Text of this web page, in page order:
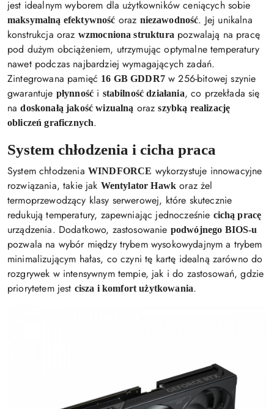
jest idealnym wyborem dla użytkowników ceniących sobie
maksymalną efektywność oraz niezawodność. Jej unikalna
konstrukcja oraz wzmocniona strukturapozwalają na pracę
pod dużym obciążeniem, utrzymując optymalne temperatury
nawet podczas najbardziej wymagających zadań.
Zintegrowana pamięć 16 GB GDDR7w 256-bitowej szynie
gwarantuje płynność i stabilność działania, co przekłada się
nadoskonałą jakość wizualną orazszybką realizację
obliczeń graficznych.
System chłodzenia i cicha praca
System chłodzenia WINDFORCE wykorzystuje innowacyjne
rozwiązania, takie jak Wentylator Hawk oraz żel
termoprzewodzący klasy serwerowej, które skutecznie
redukują temperatury, zapewniając jednocześnie cichą pracę
urządzenia. Dodatkowo, zastosowanie podwójnego BIOS-u
pozwala na wybór między trybem wysokowydajnym a trybem
minimalizującym hałas, co czyni tę kartę idealną zarówno do
rozgrywek w intensywnym tempie, jak i do zastosowań, gdzie
priorytetem jest cisza i komfort użytkowania.